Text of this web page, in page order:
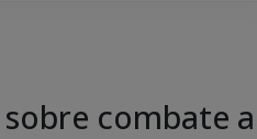
combate a